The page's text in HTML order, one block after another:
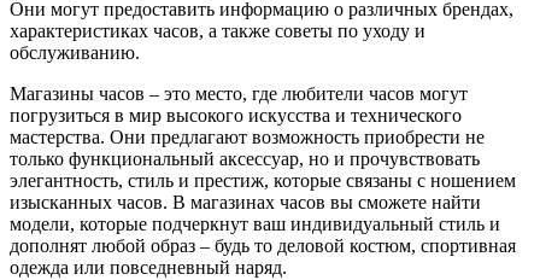
Они могут предоставить информацию о различных брендах,
характеристиках часов, а также советы по уходу и
обслуживанию.
Магазины часов – это место, где любители часов могут
погрузиться в мир высокого искусства и технического
мастерства. Они предлагают возможность приобрести не
только функциональный аксессуар, но и прочувствовать
элегантность, стиль и престиж, которые связаны с ношением
изысканных часов. В магазинах часов вы сможете найти
модели, которые подчеркнут ваш индивидуальный стиль и
дополнят любой образ – будь то деловой костюм, спортивная
одежда или повседневный наряд.